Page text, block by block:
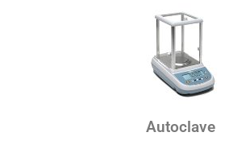
Autoclave